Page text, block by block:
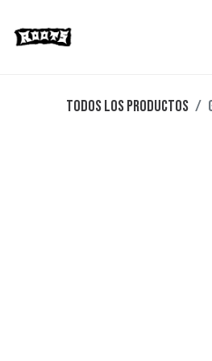
Todos los productos